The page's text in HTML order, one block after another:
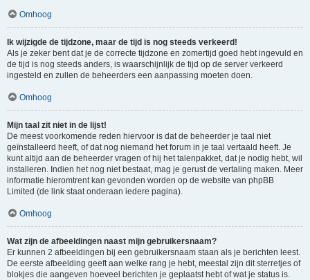
Omhoog
Ik wijzigde de tijdzone, maar de tijd is nog steeds verkeerd!
Als je zeker bent dat je de correcte tijdzone en zomertijd goed hebt ingevuld en
de tijd is nog steeds anders, is waarschijnlijk de tijd op de server verkeerd
ingesteld en zullen de beheerders een aanpassing moeten doen.
Omhoog
Mijn taal zit niet in de lijst!
De meest voorkomende reden hiervoor is dat de beheerder je taal niet
geïnstalleerd heeft, of dat nog niemand het forum in je taal vertaald heeft. Je
kunt altijd aan de beheerder vragen of hij het talenpakket, dat je nodig hebt, wil
installeren. Indien het nog niet bestaat, mag je gerust de vertaling maken. Meer
informatie hieromtrent kan gevonden worden op de website van phpBB
Limited (de link staat onderaan iedere pagina).
Omhoog
Wat zijn de afbeeldingen naast mijn gebruikersnaam?
Er kunnen 2 afbeeldingen bij een gebruikersnaam staan als je berichten leest.
De eerste afbeelding geeft aan welke rang je hebt, meestal zijn dit sterretjes of
blokjes die aangeven hoeveel berichten je geplaatst hebt of wat je status is.